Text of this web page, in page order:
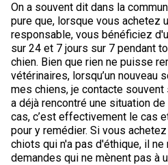
On a souvent dit dans la
pure que, lorsque vous achetez
responsable, vous bénéficiez
sur 24 et 7 jours sur 7 pendant
chien. Bien que rien ne puisse
vétérinaires, lorsqu’un nouveau
mes chiens, je contacte
a déjà rencontré une situation
cas, c’est effectivement le cas
pour y remédier. Si vous
chiots qui n'a pas d'éthique, il ne
demandes qui ne mènent pas à